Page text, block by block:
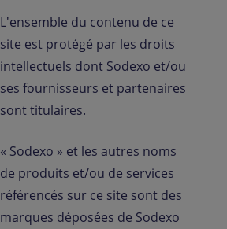
L'ensemble du contenu de ce
site est protégé par les droits
intellectuels dont Sodexo et/ou
ses fournisseurs et partenaires
sont titulaires.
« Sodexo » et les autres noms
de produits et/ou de services
référencés sur ce site sont des
marques déposées de Sodexo